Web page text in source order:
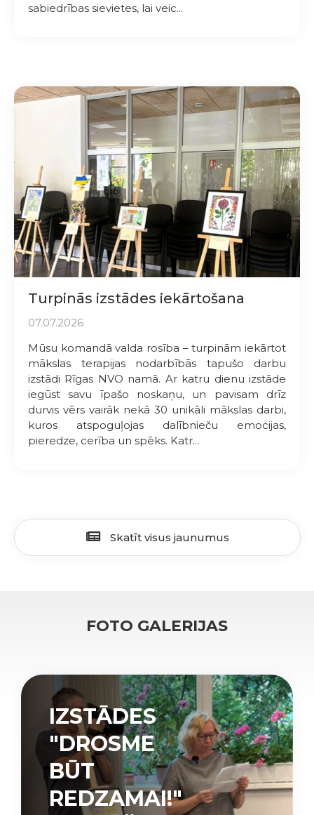
sabiedrības sievietes, lai veic...
Turpinās izstādes iekārtošana
07.07.2026
Mūsu komandā valda rosība – turpinām iekārtot
mākslas terapijas nodarbībās tapušo darbu
izstādi Rīgas NVO namā. Ar katru dienu izstāde
iegūst savu īpašo noskaņu, un pavisam drīz
durvis vērs vairāk nekā 30 unikāli mākslas darbi,
kuros atspoguļojas dalībnieču emocijas,
pieredze, cerība un spēks. Katr...
Skatīt visus jaunumus
FOTO GALERIJAS
IZSTĀDES
"DROSME
BŪT
REDZAMAI!"